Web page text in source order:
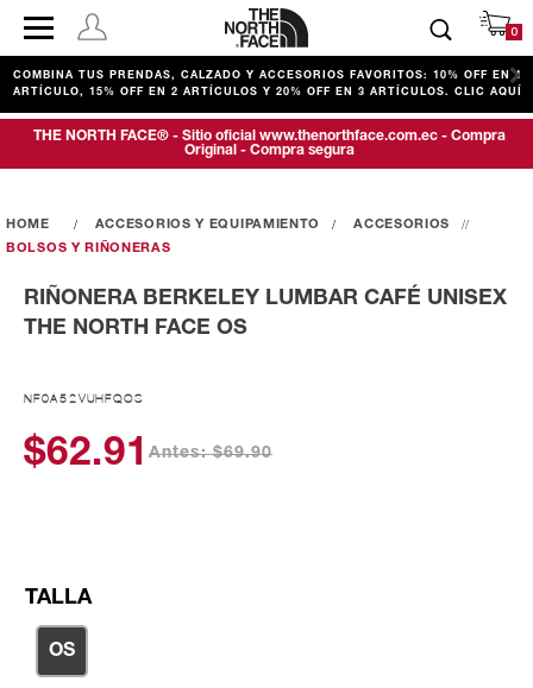
0
COMBINA TUS PRENDAS, CALZADO Y ACCESORIOS FAVORITOS: 10% OFF EN 1
ARTÍCULO, 15% OFF EN 2 ARTÍCULOS Y 20% OFF EN 3 ARTÍCULOS. CLIC AQUÍ
THE NORTH FACE® - Sitio oficial www.thenorthface.com.ec - Compra
Original - Compra segura
ACCESORIOS Y EQUIPAMIENTO
ACCESORIOS
BOLSOS Y RIÑONERAS
RIÑONERA BERKELEY LUMBAR CAFÉ UNISEX
THE NORTH FACE OS
NF0A52VUHFQOS
$62.91 Antes: $69.90
TALLA
OS